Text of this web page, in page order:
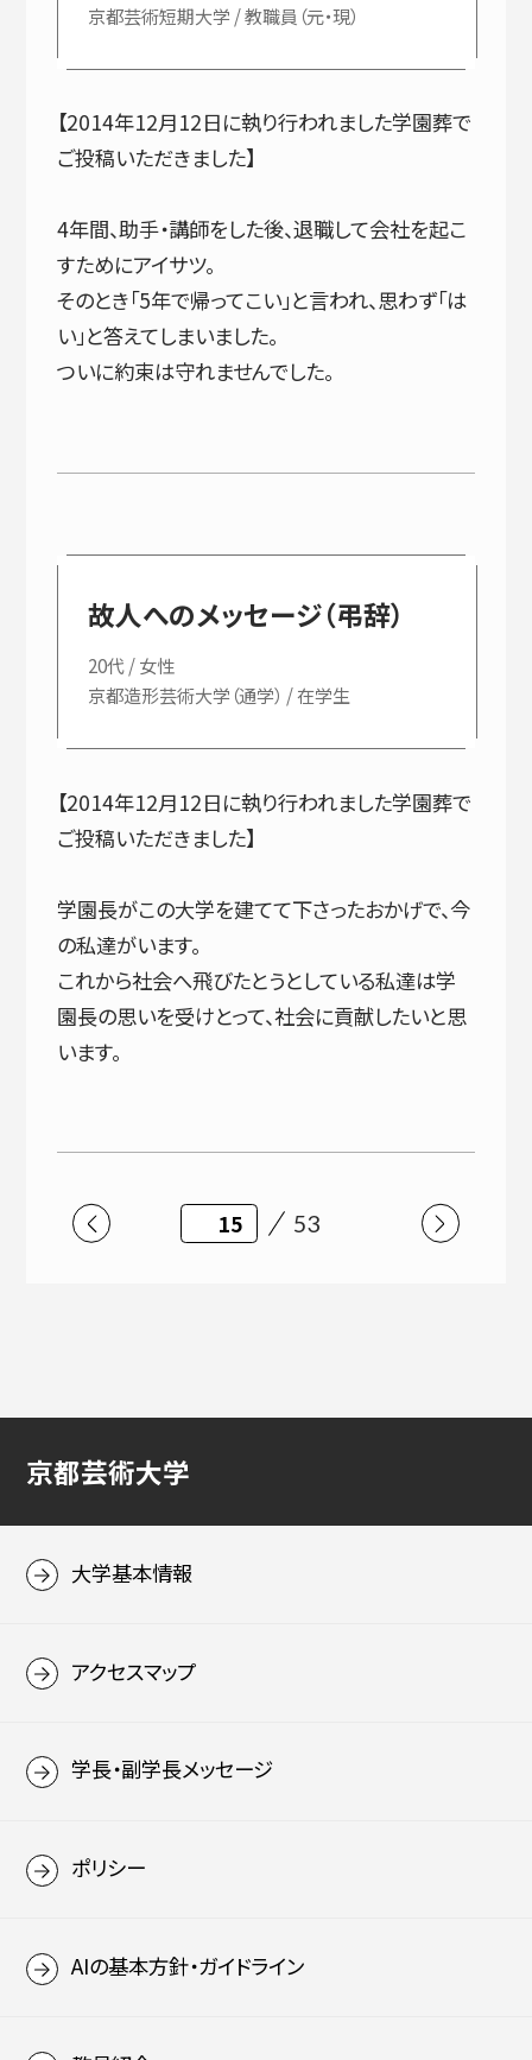
京都芸術短期大学 / 教職員（元・現）
【2014年12月12日に執り行われました学園葬で
ご投稿いただきました】
4年間、助手・講師をした後、退職して会社を起こ
すためにアイサツ。
そのとき「5年で帰ってこい」と言われ、思わず「は
い」と答えてしまいました。
ついに約束は守れませんでした。
故人へのメッセージ（弔辞）
20代 / 女性
京都造形芸術大学（通学） / 在学生
【2014年12月12日に執り行われました学園葬で
ご投稿いただきました】
学園長がこの大学を建てて下さったおかげで、今
の私達がいます。
これから社会へ飛びたとうとしている私達は学
園長の思いを受けとって、社会に貢献したいと思
います。
53
京都芸術大学
大学基本情報
アクセスマップ
学長・副学長メッセージ
ポリシー
AIの基本方針・ガイドライン